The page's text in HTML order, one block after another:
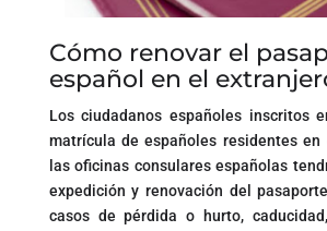
Cómo renovar el
español en el
Los ciudadanos españoles inscritos
matrícula de españoles residentes
las oficinas consulares españolas
expedición y renovación del
casos de pérdida o hurto,